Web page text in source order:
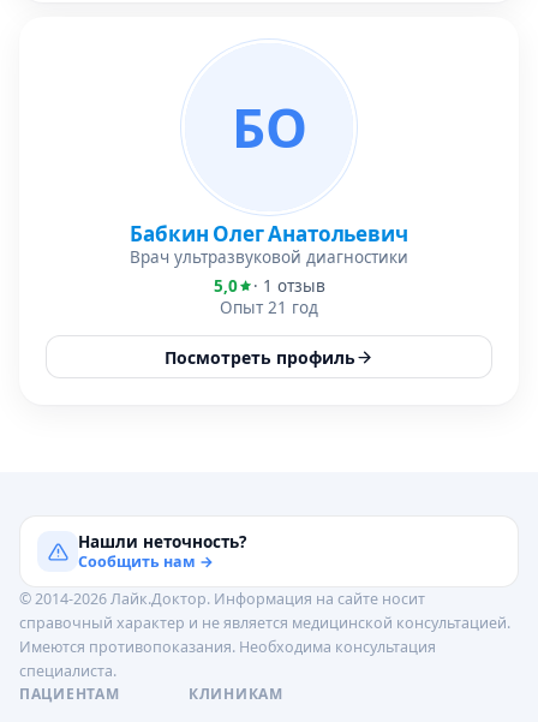
БО
Бабкин Олег Анатольевич
Врач ультразвуковой диагностики
5,0
· 1 отзыв
Опыт 21 год
Посмотреть профиль
Нашли неточность?
Сообщить нам →
© 2014-2026 Лайк.Доктор. Информация на сайте носит
справочный характер и не является медицинской консультацией.
Имеются противопоказания. Необходима консультация
специалиста.
ПАЦИЕНТАМ
КЛИНИКАМ